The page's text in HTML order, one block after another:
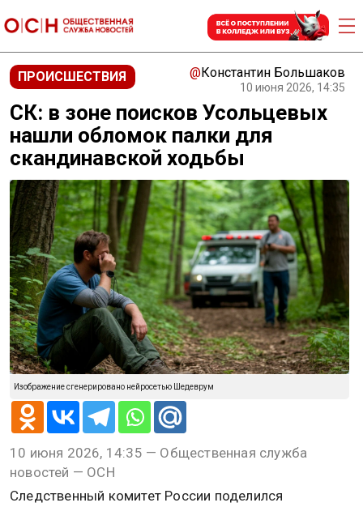
ПРОИСШЕСТВИЯ @Константин Большаков
10 июня 2026, 14:35
СК: в зоне поисков Усольцевых
нашли обломок палки для
скандинавской ходьбы
Изображение сгенерировано нейросетью Шедеврум
10 июня 2026, 14:35 — Общественная служба
новостей — ОСН
Следственный комитет России поделился